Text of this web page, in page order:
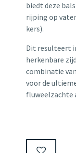
biedt deze
rijping op
kers).
Dit resulteert
herkenbare
combinatie
voor de
fluweelzachte